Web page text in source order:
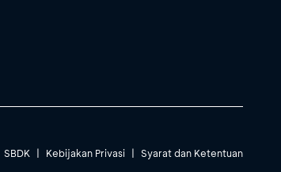
SBDK | Kebijakan Privasi | Syarat dan Ketentuan